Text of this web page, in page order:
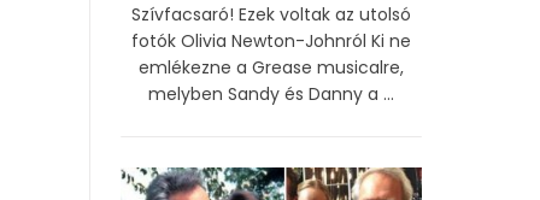
Szívfacsaró! Ezek voltak az utolsó
fotók Olivia Newton-Johnról Ki ne
emlékezne a Grease musicalre,
melyben Sandy és Danny a ...